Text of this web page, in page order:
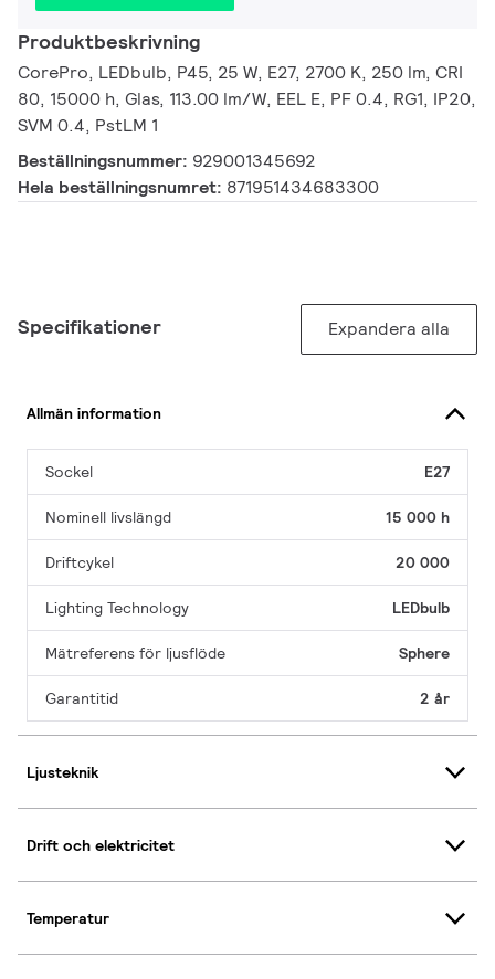
Produktbeskrivning
CorePro, LEDbulb, P45, 25 W, E27, 2700 K, 250 lm, CRI
80, 15000 h, Glas, 113.00 lm/W, EEL E, PF 0.4, RG1, IP20,
SVM 0.4, PstLM 1
Beställningsnummer: 929001345692
Hela beställningsnumret: 871951434683300
Specifikationer Expandera alla
Allmän information
Sockel E27
Nominell livslängd 15 000 h
Driftcykel 20 000
Lighting Technology LEDbulb
Mätreferens för ljusflöde Sphere
Garantitid 2 år
Ljusteknik
Drift och elektricitet
Temperatur